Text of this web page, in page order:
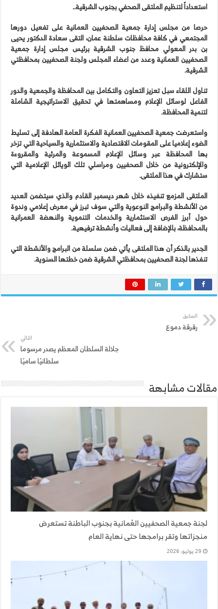
استعداداً لتنظيم الملتقى الصحفي بجنوب الشرقية..
حرصا من مجلس إدارة جمعية الصحفيين العمانية على تفعيل دورها
المجتمعي في كافة محافظات سلطنة عمان، التقى سعادة الدكتور يحيى
بن بدر المعولي محافظ جنوب الشرقية برئيس مجلس إدارة جمعية
الصحفيين العمانية وعدد من اعضاء المجلس ولجنة الصحفيين بمحافظتي
الشرقية.
تناول اللقاء سبل تعزيز التعاون والتكامل بين المحافظة والجمعية والدور
الفاعل لوسائل الإعلام ومساهمتها في تحقيق الاستراتيجية الشاملة
لتنمية المحافظة.
واستعرضت جمعية الصحفيين العمانية الفكرة العامة الهادفة إلى تسليط
الضوء إعلاميا على المقومات الاقتصادية والاستثمارية والسياحية التي تزخر
بها المحافظة عبر وسائل الإعلام المسموعة والمرئية والمقروءة
والإلكترونية من خلال الصحفيين ومراسلي تلك الويائل الإعلامية التي
ستشارك في هذا الملتقى.
الملتقى المزمع تنفيذه خلال شهر ديسمبر القادم والذي سيتضمن العديد
من الأنشطة والبرامج النوعوية والتي سوف تبرز في معرض إعلامي وندوة
حول أبرز الفرص الاستثمارية والخدمات التنموية والنهضة العمرانية
بالمحافظة، بالإضافة إلى فعاليات وأنشطة ترفيهية.
الجدير بالذكر أن هذا الملتقى يأتي ضمن سلسلة من البرامج والأنشطة التي
تنفذها لجنة الصحفيين بمحافظتي الشرقية ضمن خطتها السنوية.
السابق
رقرقة دموع
التالي
جلالة السلطان المعظم يصدر مرسوما
سلطانيًا ساميًا
مقالات مشابهة
لجنة جمعية الصحفيين العُمانية بجنوب الباطنة تستعرض
منجزاتها وتقر برامجها حتى نهاية العام
29 يوليو، 2026